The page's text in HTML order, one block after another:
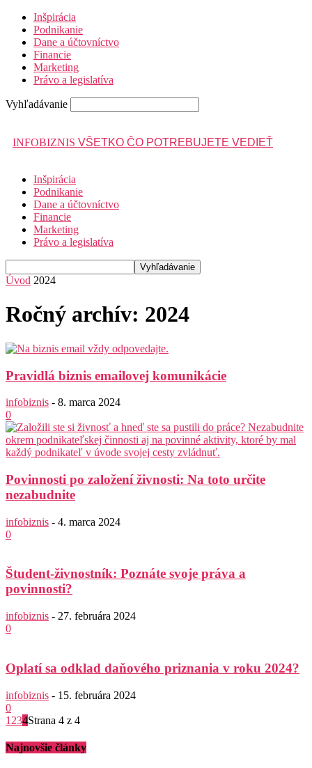
Inšpirácia
Podnikanie
Dane a účtovníctvo
Financie
Marketing
Právo a legislatíva
Vyhľadávanie
INFOBIZNIS VŠETKO ČO POTREBUJETE VEDIEŤ
Inšpirácia
Podnikanie
Dane a účtovníctvo
Financie
Marketing
Právo a legislatíva
Úvod 2024
Ročný archív: 2024
Pravidlá biznis emailovej komunikácie
infobiznis - 8. marca 2024
0
Povinnosti po založení živnosti: Na toto určite
nezabudnite
infobiznis - 4. marca 2024
0
Študent-živnostník: Poznáte svoje práva a
povinnosti?
infobiznis - 27. februára 2024
0
Oplatí sa odklad daňového priznania v roku 2024?
infobiznis - 15. februára 2024
0
1 234Strana 4 z 4
Najnovšie články